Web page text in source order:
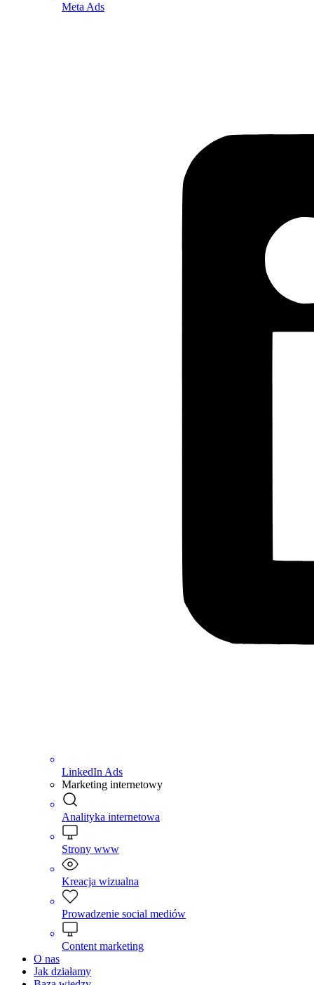
Meta Ads
LinkedIn Ads
Marketing internetowy
Analityka internetowa
Strony www
Kreacja wizualna
Prowadzenie social mediów
Content marketing
O nas
Jak działamy